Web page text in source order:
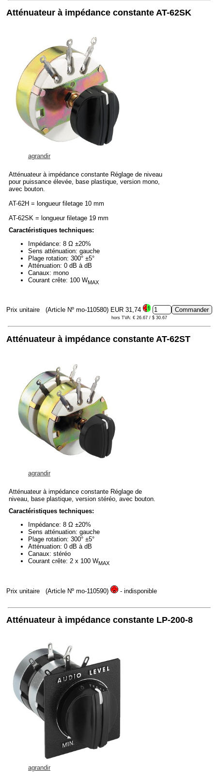
Atténuateur à impédance constante AT-62SK
agrandir
Atténuateur à impédance constante Réglage de niveau
pour puissance élevée, base plastique, version mono,
avec bouton.
AT-62H = longueur filetage 10 mm
AT-62SK = longueur filetage 19 mm
Caractéristiques techniques:
Impédance: 8 Ω ±20%
Sens atténuation: gauche
Plage rotation: 300° ±5°
Atténuation: 0 dB à dB
Canaux: mono
Courant crête: 100 WMAX
Prix unitaire (Article Nº mo-110580) EUR 31,74
hors TVA: € 26.67 / $ 30.67
Atténuateur à impédance constante AT-62ST
agrandir
Atténuateur à impédance constante Réglage de
niveau, base plastique, version stéréo, avec bouton.
Caractéristiques techniques:
Impédance: 8 Ω ±20%
Sens atténuation: gauche
Plage rotation: 300° ±5°
Atténuation: 0 dB à dB
Canaux: stéréo
Courant crête: 2 x 100 WMAX
Prix unitaire (Article Nº mo-110590) - indisponible
Atténuateur à impédance constante LP-200-8
agrandir